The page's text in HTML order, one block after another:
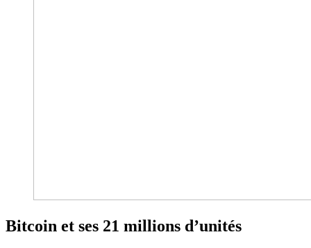
Bitcoin et ses 21 millions d’unités